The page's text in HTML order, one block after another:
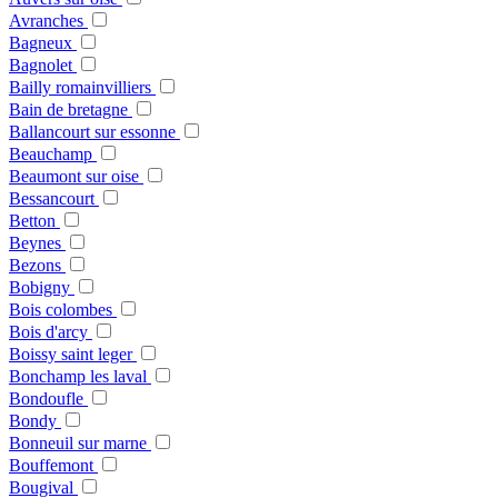
Avranches
Bagneux
Bagnolet
Bailly romainvilliers
Bain de bretagne
Ballancourt sur essonne
Beauchamp
Beaumont sur oise
Bessancourt
Betton
Beynes
Bezons
Bobigny
Bois colombes
Bois d'arcy
Boissy saint leger
Bonchamp les laval
Bondoufle
Bondy
Bonneuil sur marne
Bouffemont
Bougival